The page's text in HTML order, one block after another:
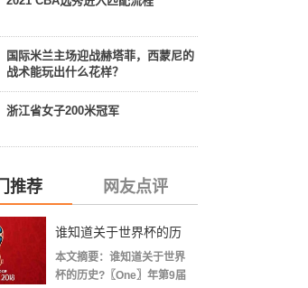
国际米兰主场迎战赫塔菲，西蒙尼的
战术能玩出什么花样？
浙江省女子200米冠军
推荐 网友点评
谁知道关于世界杯的历
史 「十二月四号世界杯
本文摘要：谁知道关于世界
杯的历史?〖One〗年第9届